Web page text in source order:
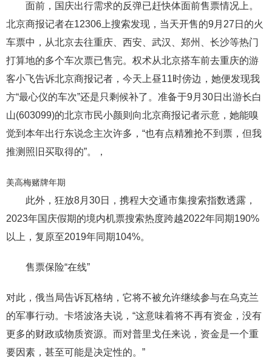
面前，国庆出行需求的反弹已赶快体面前售票情况上。
北京商报记者在12306上搜索发现，当天开售的9月27日的火
车票中，从北京去往重庆、西安、武汉、郑州、长沙等热门
打算地的多个车次票已售完。权术从北京搭车前去重庆的游
客小飞告诉北京商报记者，今天上昼11时傍边，她便发现我
方“最心仪的车次”还是只剩候补了。准备于9月30日出游长白
山(603099)的北京市民小颜则向北京商报记者示意，她能嗅
觉到本年出行东说念主次许多，“也有点精雅抢不到票，但我
推测照旧买取得的”。，
美高梅赌牌年期
此外，狂放8月30日，携程大交通市集搜索指数透露，
2023年国庆假期的境内机票搜索热度跨越2022年同期190%
以上，复原至2019年同期104%。
售票保险“在线”
对此，俄当局告诉瓦格纳，它将不被允许继续参与在乌克兰
的军事行动。卡塔波洛夫说，“这意味着将不再有资金，没有
更多的财政或物质资源。而对普里戈任来说，资金是一个重
要因素，甚至可能是决定性的。”